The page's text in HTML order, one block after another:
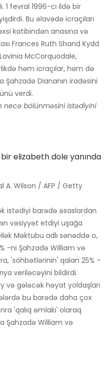
1 fevral 1996-cı ildə bir
Bu əlavədə icraçıları
katibindən anasına və
Frances Ruth Shand Kydd
McCorquodale,
həm icraçılar, həm də
Diananın iradəsini
verdi.
necə bölünməsini istədiyini
A. Wilson / AFP / Getty
istədiyi barədə əsaslardan
vəsiyyət etdiyi uşağa
Məktubu adlı sənəddə o,
-ni Şahzadə William və
'söhbətlərinin' qalan 25% -
veriləcəyini bildirdi.
və gələcək həyat yoldaşları
bu barədə daha çox
'qalıq əmlakı' olaraq
Şahzadə William və